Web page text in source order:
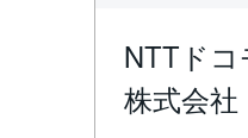
NTTドコ
株式会社